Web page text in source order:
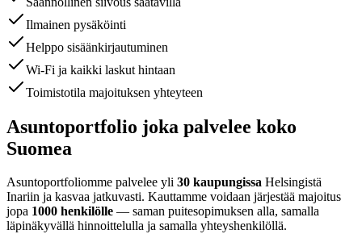
Ilmainen pysäköinti
Helppo sisäänkirjautuminen
Wi-Fi ja kaikki laskut hintaan
Toimistotila majoituksen yhteyteen
Asuntoportfolio joka palvelee koko
Suomea
Asuntoportfoliomme palvelee yli 30 kaupungissa Helsingistä
Inariin ja kasvaa jatkuvasti. Kauttamme voidaan järjestää majoitus
jopa 1000 henkilölle — saman puitesopimuksen alla, samalla
läpinäkyvällä hinnoittelulla ja samalla yhteyshenkilöllä.